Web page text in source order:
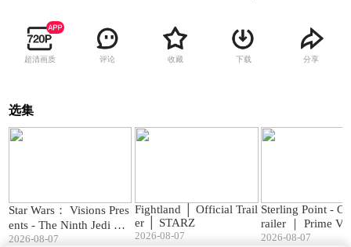
超清画质 评论 收藏 下载 分享
选集
Star Wars： Visions Pres
ents - The Ninth Jedi ｜
Official Trailer
2026-08-07
Fightland │ Official Trail
er │ STARZ
2026-08-07
Sterling Point -
railer ｜ Prime
2026-08-07